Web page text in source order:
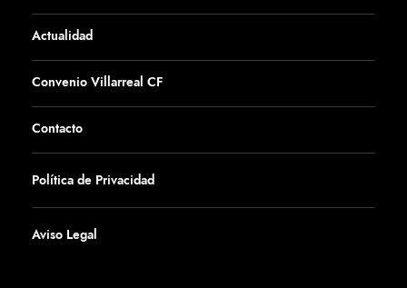
Actualidad
Convenio Villarreal CF
Contacto
Política de Privacidad
Aviso Legal